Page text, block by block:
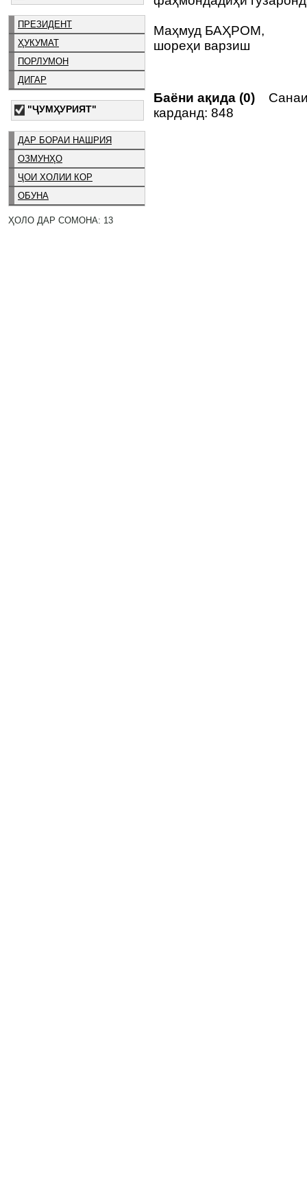
ПРЕЗИДЕНТ
ҲУКУМАТ
ПОРЛУМОН
ДИГАР
"ҶУМҲУРИЯТ"
ДАР БОРАИ НАШРИЯ
ОЗМУНҲО
ҶОИ ХОЛИИ КОР
ОБУНА
ҲОЛО ДАР СОМОНА: 13
Маҳмуд БАҲРОМ,
шореҳи варзиш
Баёни ақида (0)
карданд: 848